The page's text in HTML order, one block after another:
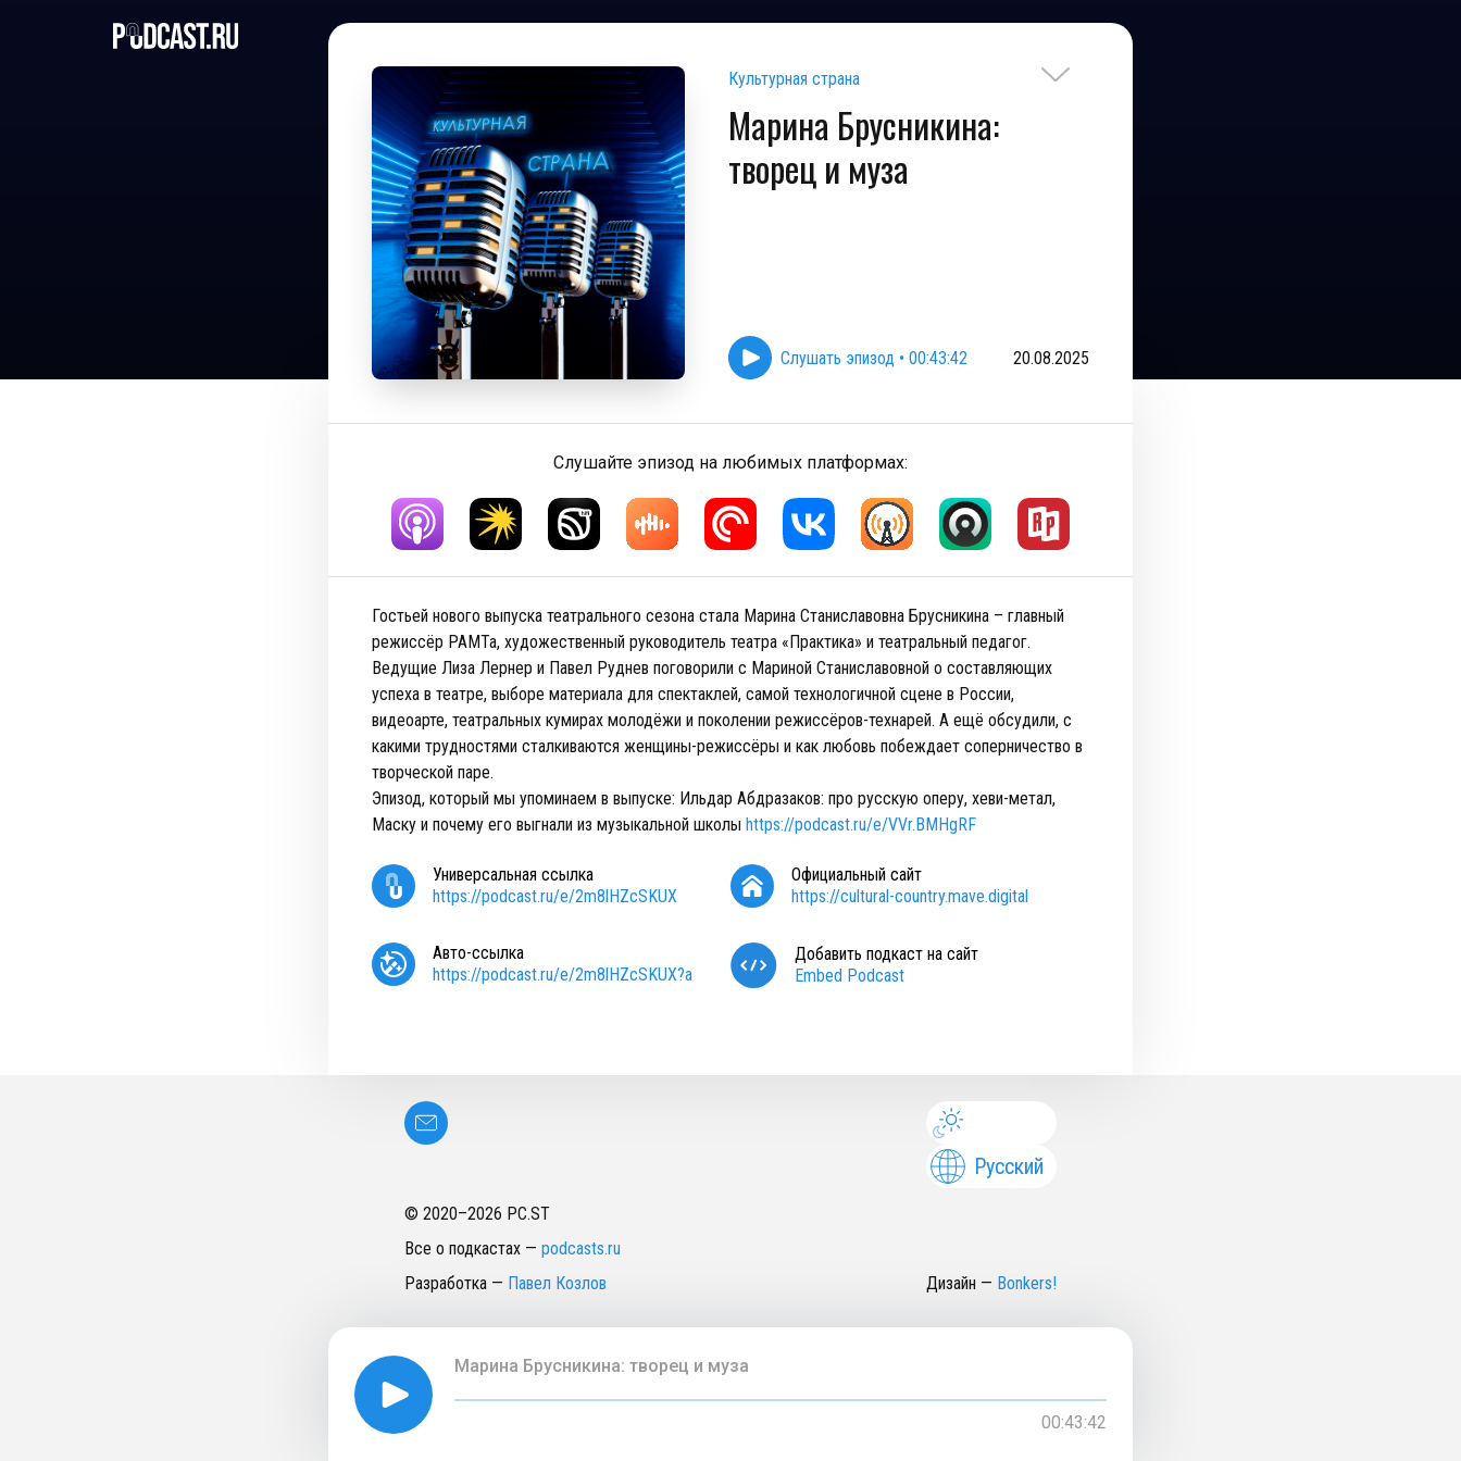
Культурная cтрана
Марина Брусникина:
творец и муза
Слушать эпизод • 00:43:42 20.08.2025
Слушайте эпизод на любимых платформах:
Гостьей нового выпуска театрального сезона стала Марина Станиславовна Брусникина – главный
режиссёр РАМТа, художественный руководитель театра «Практика» и театральный педагог.
Ведущие Лиза Лернер и Павел Руднев поговорили с Мариной Станиславовной о составляющих
успеха в театре, выборе материала для спектаклей, самой технологичной сцене в России,
видеоарте, театральных кумирах молодёжи и поколении режиссёров-технарей. А ещё обсудили, с
какими трудностями сталкиваются женщины-режиссёры и как любовь побеждает соперничество в
творческой паре.
Эпизод, который мы упоминаем в выпуске: Ильдар Абдразаков: про русскую оперу, хеви-метал,
Маску и почему его выгнали из музыкальной школы https://podcast.ru/e/VVr.BMHgRF
Универсальная ссылка
https://podcast.ru/e/2m8lHZcSKUX
Официальный сайт
https://cultural-country.mave.digital
Авто-ссылка
https://podcast.ru/e/2m8lHZcSKUX?a
Добавить подкаст на сайт
Embed Podcast
Русский
© 2020–2026 PC.ST
Все о подкастах — podcasts.ru
Разработка — Павел Козлов Дизайн — Bonkers!
Марина Брусникина: творец и муза
00:43:42